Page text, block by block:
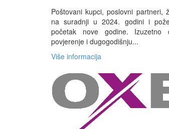
Poštovani kupci, poslovni partneri,
na suradnji u 2024. godini i
početak nove godine. Izuzetno
povjerenje i dugogodišnju...
Više informacija